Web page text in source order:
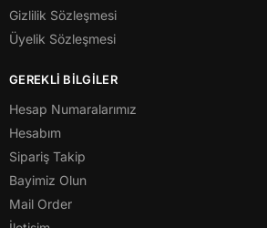
Gizlilik Sözleşmesi
Üyelik Sözleşmesi
GEREKLİ BİLGİLER
Hesap Numaralarımız
Hesabım
Sipariş Takip
Bayimiz Olun
Mail Order